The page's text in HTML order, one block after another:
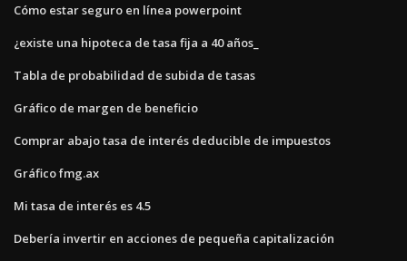
Cómo estar seguro en línea powerpoint
¿existe una hipoteca de tasa fija a 40 años_
Tabla de probabilidad de subida de tasas
Gráfico de margen de beneficio
Comprar abajo tasa de interés deducible de impuestos
Gráfico fmg.ax
Mi tasa de interés es 4.5
Debería invertir en acciones de pequeña capitalización